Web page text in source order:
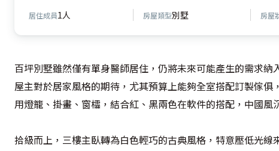
居住成員1人 房屋類型別墅 房屋
百坪別墅雖然僅有單身醫師居住，仍將未來可能產生的需求
屋主對於居家風格的期待，尤其預算上能夠全室搭配訂製傢
用燈籠、掛畫、窗櫺，結合紅、黑兩色在軟件的搭配，中國
拾級而上，三樓主臥轉為白色輕巧的古典風格，特意壓低光